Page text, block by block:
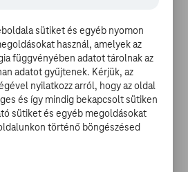
hogy az
vezényletével
volt az egyetlen emlékezetes
a Bosszúállók-filmeket sem
hamarosan elegünk lesz a
sütiket és egyéb nyomon
használ, amelyek az
függvényében adatot tárolnak az
adatot gyűjtenek. Kérjük, az
nyilatkozz arról, hogy az oldal
és így mindig bekapcsolt sütiken
sütiket és egyéb megoldásokat
történő böngészésed